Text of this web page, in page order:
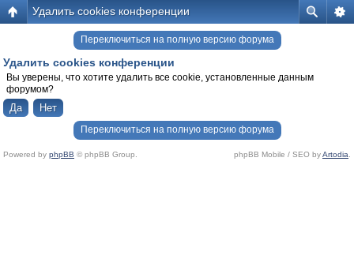
Удалить cookies конференции
Переключиться на полную версию форума
Удалить cookies конференции
Вы уверены, что хотите удалить все cookie, установленные данным
форумом?
Переключиться на полную версию форума
Powered by phpBB © phpBB Group. phpBB Mobile / SEO byArtodia